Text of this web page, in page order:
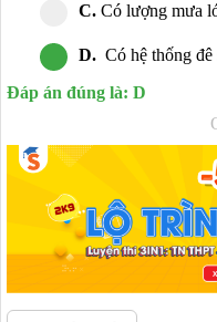
C. Có lượng
D. Có hệ thống đê
Đáp án đúng là: D